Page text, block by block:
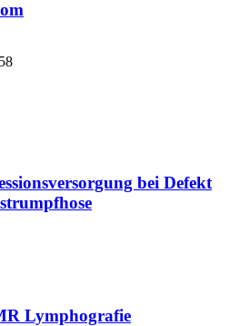
bei Defekt
Lymphografie